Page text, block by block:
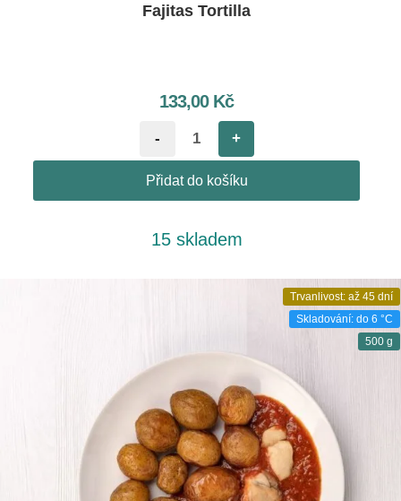
Fajitas Tortilla
133,00 Kč
- +
Přidat do košíku
15 skladem
Trvanlivost: až 45 dní
Skladování: do 6 °C
500 g